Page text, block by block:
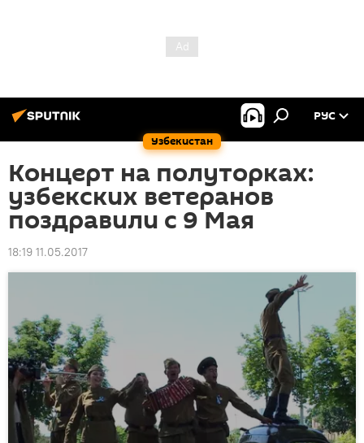
Узбекистан
РУС
Концерт на полуторках:
узбекских ветеранов
поздравили с 9 Мая
18:19 11.05.2017